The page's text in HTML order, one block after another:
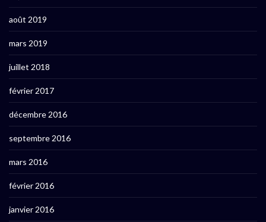
août 2019
mars 2019
juillet 2018
février 2017
décembre 2016
septembre 2016
mars 2016
février 2016
janvier 2016